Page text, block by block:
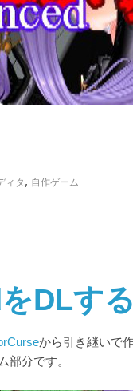
ィタ, 自作ゲーム
DLする
から引き継いで
部分です。